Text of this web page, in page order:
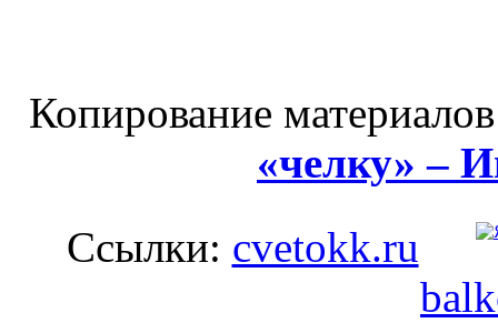
Копирование
«челку» –
Ссылки: cvetokk.ru